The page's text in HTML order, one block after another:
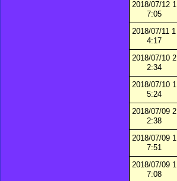
2018/07/12 1
7:05
2018/07/11 1
4:17
2018/07/10 2
2:34
2018/07/10 1
5:24
2018/07/09 2
2:38
2018/07/09 1
7:51
2018/07/09 1
7:08